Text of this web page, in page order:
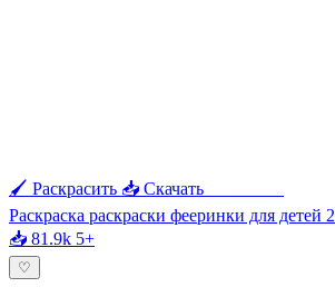
🖌 Раскрасить 📥 Скачать
Раскраска раскраски фееринки для детей 2
📥 81.9k 5+
♡